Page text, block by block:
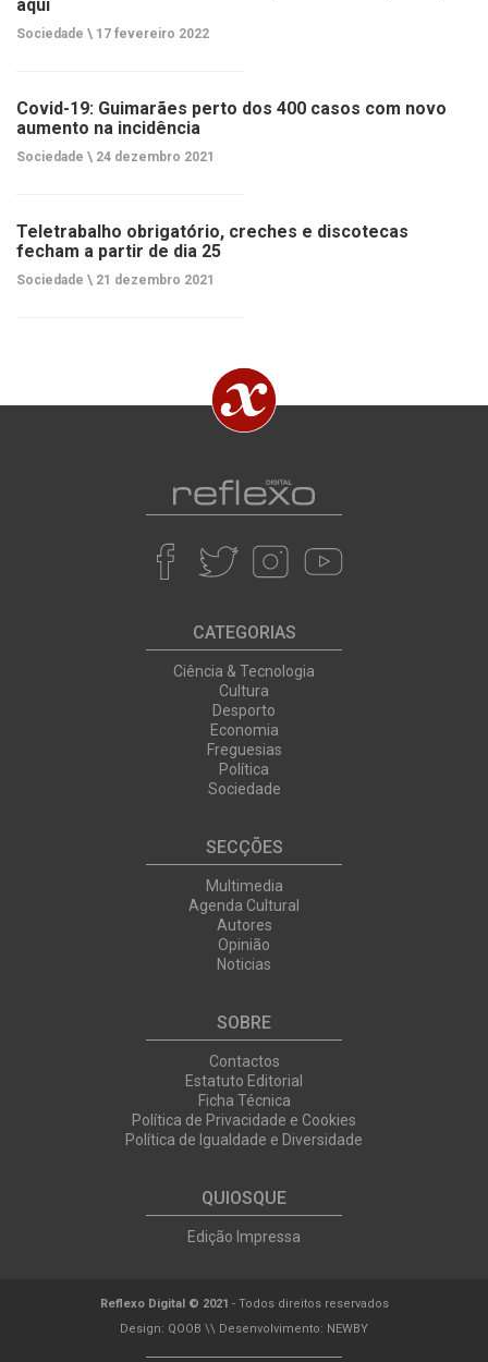
aqui
Sociedade \ 17 fevereiro 2022
Covid-19: Guimarães perto dos 400 casos com novo
aumento na incidência
Sociedade \ 24 dezembro 2021
Teletrabalho obrigatório, creches e discotecas
fecham a partir de dia 25
Sociedade \ 21 dezembro 2021
CATEGORIAS
Ciência & Tecnologia
Cultura
Desporto
Economia
Freguesias
Política
Sociedade
SECÇÕES
Multimedia
Agenda Cultural
Autores
Opinião
Noticias
SOBRE
Contactos
Estatuto Editorial
Ficha Técnica
Política de Privacidade e Cookies
Política de Igualdade e Diversidade
QUIOSQUE
Edição Impressa
Reflexo Digital © 2021 - Todos direitos reservados
Design: QOOB \\ Desenvolvimento: NEWBY